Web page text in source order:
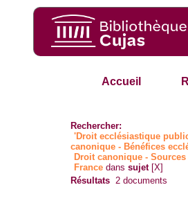
Accueil
Rechercher:
'Droit ecclésiastique
canonique - Bénéfices
Droit canonique - Sources
France danssujet [X]
Résultats 2 documents